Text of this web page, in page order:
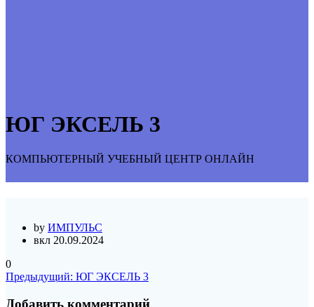
ЮГ ЭКСЕЛЬ 3
КОМПЬЮТЕРНЫЙ УЧЕБНЫЙ ЦЕНТР ОНЛАЙН
by ИМПУЛЬС
вкл 20.09.2024
0
Навигация
по
Предыдущий: Предыдущая
ЮГ ЭКСЕЛЬ 3
Добавить комментарий